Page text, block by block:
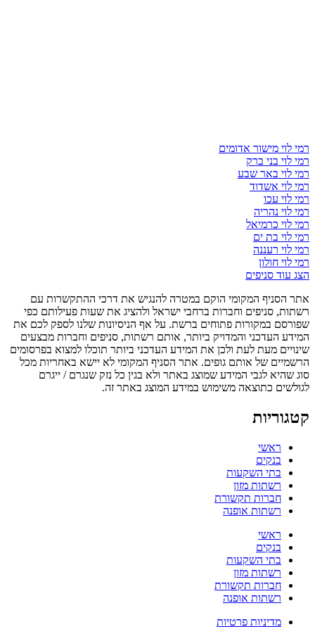
רמי לוי מישור אדומים
רמי לוי בני ברק
רמי לוי באר שבע
רמי לוי אשדוד
רמי לוי עכו
רמי לוי נהריה
רמי לוי כרמיאל
רמי לוי בת ים
רמי לוי רעננה
רמי לוי חולון
הצג עוד סניפים
אתר הסניף המקומי הוקם במטרה להנגיש את דרכי ההתקשרות עם
רשתות, סניפים וחברות ברחבי ישראל ולהציג את שעות פעילותם כפי
שפורסם במקורות פתוחים ברשת. על אף הניסיונות שלנו לספק לכם את
המידע העדכני והמדויק ביותר, אותם רשתות, סניפים וחברות מבצעים
שינויים מעת לעת ולכן את המידע העדכני ביותר תוכלו למצוא בפרסומים
הרשמיים של אותם גופים. אתר הסניף המקומי לא יישא באחריות מכל
סוג שהיא לגבי המידע שמוצג באתר ולא בגין כל נזק שנגרם / ייגרם
לגולשים כתוצאה משימוש במידע המוצג באתר זה.
קטגוריות
ראשי
בנקים
בתי השקעות
רשתות מזון
חברות תקשורת
רשתות אופנה
ראשי
בנקים
בתי השקעות
רשתות מזון
חברות תקשורת
רשתות אופנה
מדיניות פרטיות